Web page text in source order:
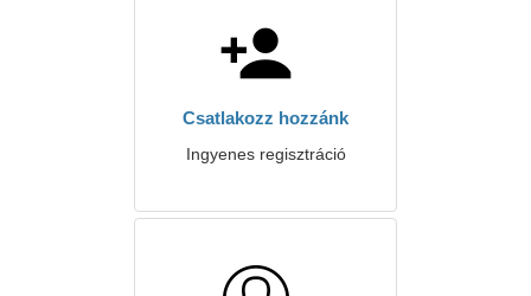
Csatlakozz hozzánk
Ingyenes regisztráció